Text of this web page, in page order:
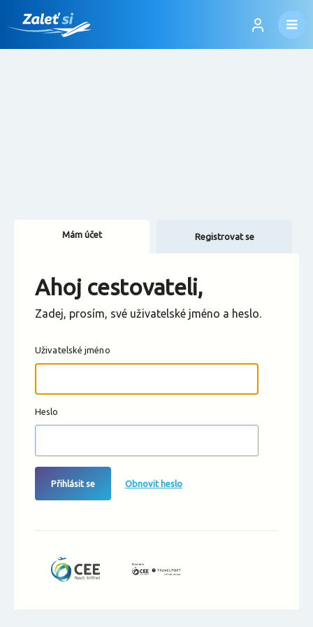
Změnit měnu
Mám účet Registrovat se
Ahoj cestovateli,
Zadej, prosím, své uživatelské jméno a heslo.
Uživatelské jméno
Heslo
Přihlásit se Obnovit heslo